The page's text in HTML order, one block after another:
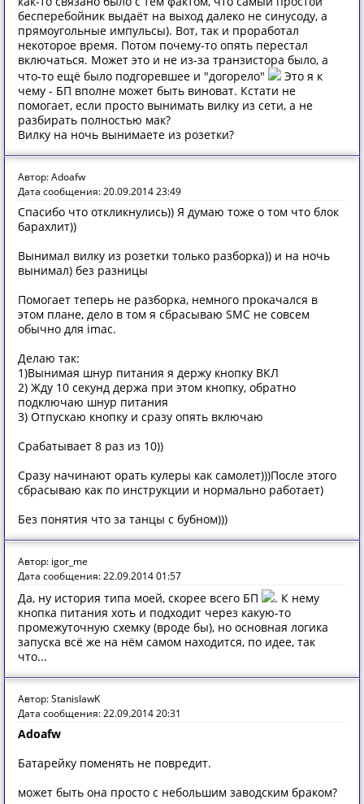
бесперебойник выдаёт на выход далеко не синусоду, а
прямоугольные импульсы). Вот, так и проработал
некоторое время. Потом почему-то опять перестал
включаться. Может это и не из-за транзистора было, а
что-то ещё было подгоревшее и "догорело"
Это я к
чему - БП вполне может быть виноват. Кстати не
помогает, если просто вынимать вилку из сети, а не
разбирать полностью мак?
Вилку на ночь вынимаете из розетки?
Автор: Adoafw
Дата сообщения: 20.09.2014 23:49
Спасибо что откликнулись)) Я думаю тоже о том что блок
барахлит))
Вынимал вилку из розетки только разборка)) и на ночь
вынимал) без разницы
Помогает теперь не разборка, немного прокачался в
этом плане, дело в том я сбрасываю SMC не совсем
обычно для imac.
Делаю так:
1)Вынимая шнур питания я держу кнопку ВКЛ
2) Жду 10 секунд держа при этом кнопку, обратно
подключаю шнур питания
3) Отпускаю кнопку и сразу опять включаю
Срабатывает 8 раз из 10))
Сразу начинают орать кулеры как самолет)))После этого
сбрасываю как по инструкции и нормально работает)
Без понятия что за танцы с бубном)))
Автор: igor_me
Дата сообщения: 22.09.2014 01:57
Да, ну история типа моей, скорее всего БП
. К нему
кнопка питания хоть и подходит через какую-то
промежуточную схемку (вроде бы), но основная логика
запуска всё же на нём самом находится, по идее, так
что...
Автор: StanislawK
Дата сообщения: 22.09.2014 20:31
Adoafw
Батарейку поменять не повредит.
может быть она просто с небольшим заводским браком?